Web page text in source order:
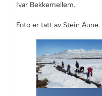
Ivar Bekkemellem.
Foto er tatt av Stein Aune.